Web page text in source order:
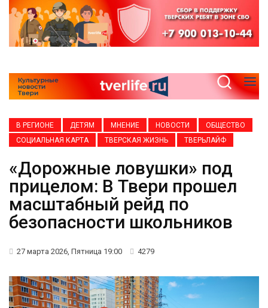
В РЕГИОНЕ ДЕТЯМ МНЕНИЕ НОВОСТИ
ОБЩЕСТВО
СОЦИАЛЬНАЯ КАРТА
ТВЕРСКАЯ ЖИЗНЬ ТВЕРЬЛАЙФ
«Дорожные ловушки» под
прицелом: В Твери прошел
масштабный рейд по
безопасности школьников
27 марта 2026, Пятница 19:00 4279